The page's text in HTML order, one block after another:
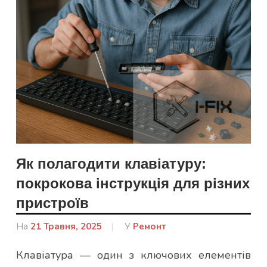
Як полагодити клавіатуру:
покрокова інструкція для різних
пристроїв
На 21 Травня, 2025
Від
Юлія
У Ремонт
Клавіатура — один з ключових елементів